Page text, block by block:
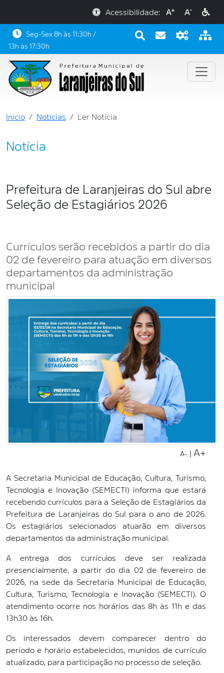
Acessibilidade: A+ A-
Seg-Sex 8h às 11:30h /
13h às 17:30h
Início Notícias Ler Notícia
Notícia
Prefeitura de Laranjeiras do Sul abre
Seleção de Estagiários 2026
Currículos serão recebidos a partir do dia
02 de fevereiro para atuação em diversos
departamentos da administração
municipal
A- A+
A Secretaria Municipal de Educação, Cultura, Turismo,
Tecnologia e Inovação (SEMECTI) informa que estará
recebendo currículos para a Seleção de Estagiários da
Prefeitura de Laranjeiras do Sul para o ano de 2026.
Os estagiários selecionados atuarão em diversos
departamentos da administração municipal.
A entrega dos currículos deve ser realizada
presencialmente, a partir do dia 02 de fevereiro de
2026, na sede da Secretaria Municipal de Educação,
Cultura, Turismo, Tecnologia e Inovação (SEMECTI). O
atendimento ocorre nos horários das 8h às 11h e das
13h30 às 16h.
Os interessados devem comparecer dentro do
período e horário estabelecidos, munidos de currículo
atualizado, para participação no processo de seleção.